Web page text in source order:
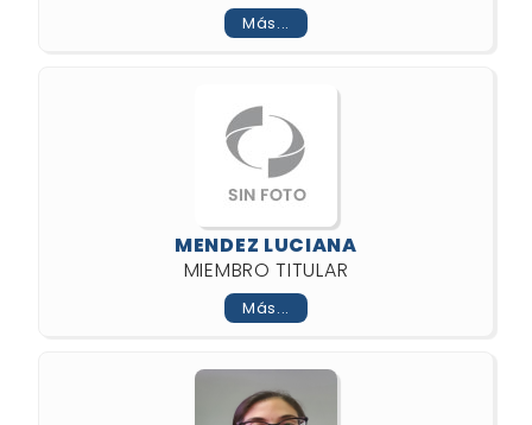
Más...
MENDEZ LUCIANA
MIEMBRO TITULAR
Más...